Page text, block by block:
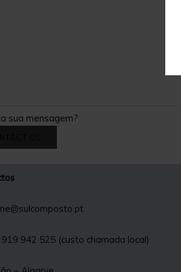
sua mensagem?
919 942 525 (custo chamada local)